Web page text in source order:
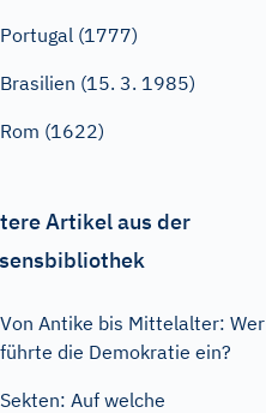
Portugal (1777)
Brasilien (15. 3. 1985)
Rom (1622)
Artikel aus der
Von Antike bis Mittelalter: Wer
führte die Demokratie ein?
Sekten: Auf welche